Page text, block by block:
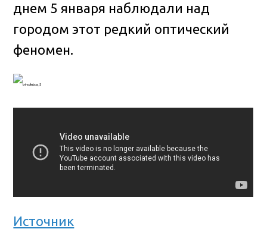
днем 5 января наблюдали над
городом этот редкий оптический
феномен.
Источник